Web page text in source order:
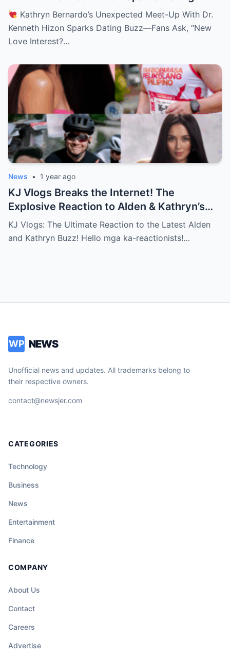
—Fans Ask, “New Love Interest? Is She
Moving On?!
Kathryn Bernardo’s Unexpected Meet-Up With Dr.
Kenneth Hizon Sparks Dating Buzz—Fans Ask, “New
Love Interest?…
News • 1 year ago
KJ Vlogs Breaks the Internet! The
Explosive Reaction to Alden & Kathryn’s
Kilig-Filled Hand-Holding Moments You
Can’t Miss!
KJ Vlogs: The Ultimate Reaction to the Latest Alden
and Kathryn Buzz! Hello mga ka-reactionists!…
WP NEWS
Unofficial news and updates. All trademarks belong to
their respective owners.
contact@newsjer.com
CATEGORIES
Technology
Business
News
Entertainment
Finance
COMPANY
About Us
Contact
Careers
Advertise